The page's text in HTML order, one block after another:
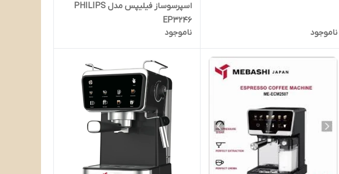
ناموجود
اسپرسوساز فیلیپس مدل PHILIPS
EP3246
ناموجود